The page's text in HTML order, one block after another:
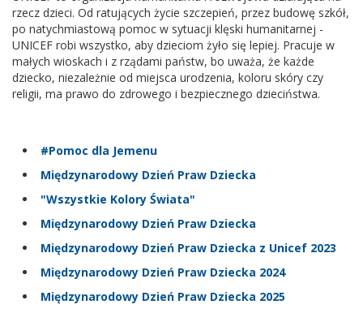
rzecz dzieci. Od ratujących życie szczepień, przez budowę szkół,
po natychmiastową pomoc w sytuacji klęski humanitarnej -
UNICEF robi wszystko, aby dzieciom żyło się lepiej. Pracuje w
małych wioskach i z rządami państw, bo uważa, że każde
dziecko, niezależnie od miejsca urodzenia, koloru skóry czy
religii, ma prawo do zdrowego i bezpiecznego dzieciństwa.
#Pomoc dla Jemenu
Międzynarodowy Dzień Praw Dziecka
"Wszystkie Kolory Świata"
Międzynarodowy Dzień Praw Dziecka
Międzynarodowy Dzień Praw Dziecka z Unicef 2023
Międzynarodowy Dzień Praw Dziecka 2024
Międzynarodowy Dzień Praw Dziecka 2025